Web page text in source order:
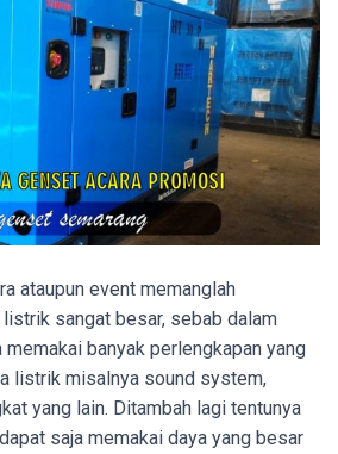
ataupun event memanglah
sangat besar, sebab dalam
memakai banyak perlengkapan yang
listrik misalnya sound system,
yang lain. Ditambah lagi tentunya
saja memakai daya yang besar